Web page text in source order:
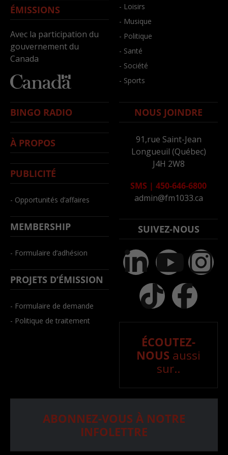
ÉMISSIONS
Avec la participation du
gouvernement du
Canada
- Loisirs
- Musique
- Politique
- Santé
- Société
- Sports
BINGO RADIO
À PROPOS
PUBLICITÉ
- Opportunités d’affaires
MEMBERSHIP
- Formulaire d’adhésion
PROJETS D’ÉMISSION
- Formulaire de demande
- Politique de traitement
NOUS JOINDRE
91,rue Saint-Jean
Longueuil (Québec)
J4H 2W8
SMS | 450-646-6800
admin@fm1033.ca
SUIVEZ-NOUS
ÉCOUTEZ-
NOUS aussi
sur..
ABONNEZ-VOUS À NOTRE
INFOLETTRE